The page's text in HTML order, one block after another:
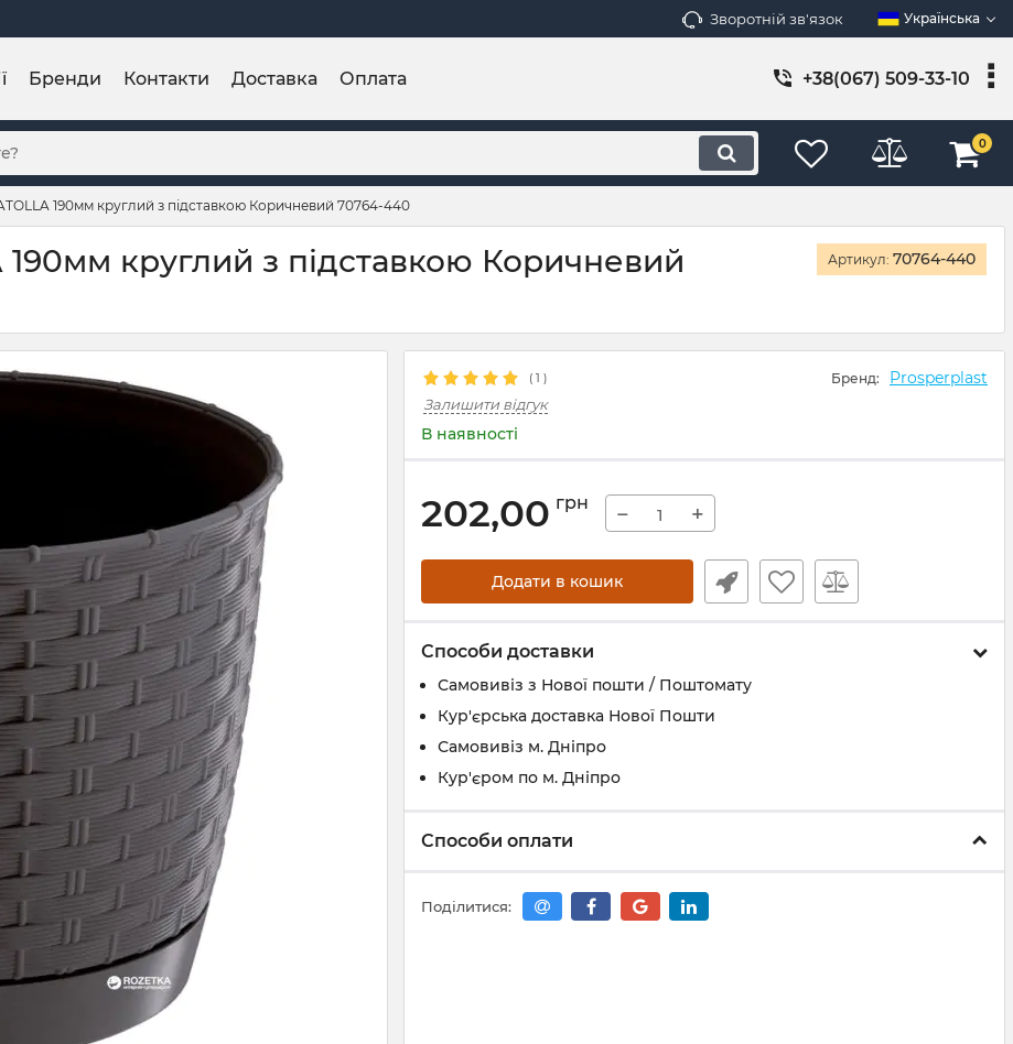
Зворотній зв'язок Українська
Бренди Контакти Доставка Оплата +38(067) 509-33-10
0
190мм круглий з підставкою Коричневий 70764-440
190мм круглий з підставкою Коричневий
Артикул: 70764-440
( 1 ) Бренд: Prosperplast
Залишити відгук
В наявності
202,00 грн − +
Додати в кошик
Способи доставки
Самовивіз з Нової пошти / Поштомату
Кур'єрська доставка Нової Пошти
Самовивіз м. Дніпро
Кур'єром по м. Дніпро
Способи оплати
Поділитися: